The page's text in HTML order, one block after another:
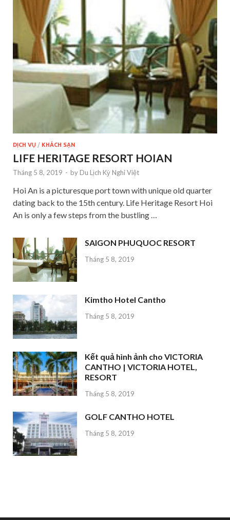
DỊCH VỤ / KHÁCH SẠN
LIFE HERITAGE RESORT HOIAN
Tháng 5 8, 2019 - by Du Lịch Kỳ Nghỉ Việt
Hoi An is a picturesque port town with unique old quarter
dating back to the 15th century. Life Heritage Resort Hoi
An is only a few steps from the bustling …
SAIGON PHUQUOC RESORT
Tháng 5 8, 2019
Kimtho Hotel Cantho
Tháng 5 8, 2019
Kết quả hình ảnh cho VICTORIA
CANTHO | VICTORIA HOTEL,
RESORT
Tháng 5 8, 2019
GOLF CANTHO HOTEL
Tháng 5 8, 2019